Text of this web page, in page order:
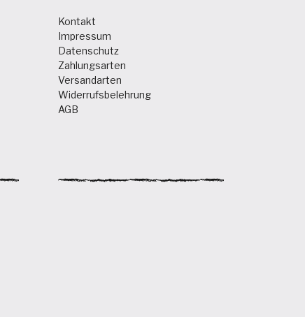
Kontakt
Impressum
Datenschutz
Zahlungsarten
Versandarten
Widerrufsbelehrung
AGB